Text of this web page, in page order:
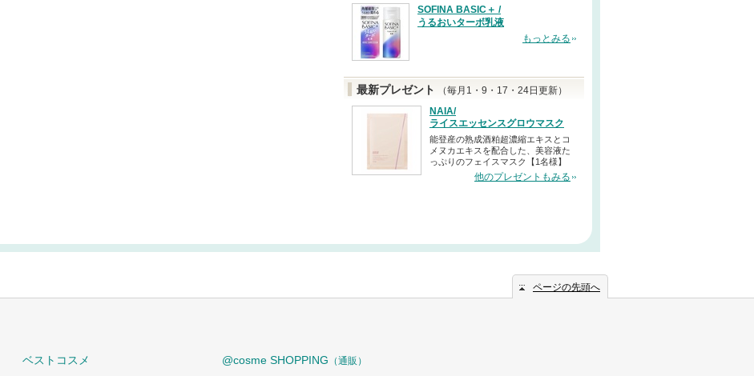
SOFINA BASIC＋ /
うるおいターボ乳液
もっとみる
最新プレゼント
（毎月1・9・17・24日更新）
NAIA/
ライスエッセンスグロウマスク
能登産の熟成酒粕超濃縮エキスとコ
メヌカエキスを配合した、美容液た
っぷりのフェイスマスク【1名様】
他のプレゼントもみる
ページの先頭へ
ベストコスメ
@cosme SHOPPING （通販）